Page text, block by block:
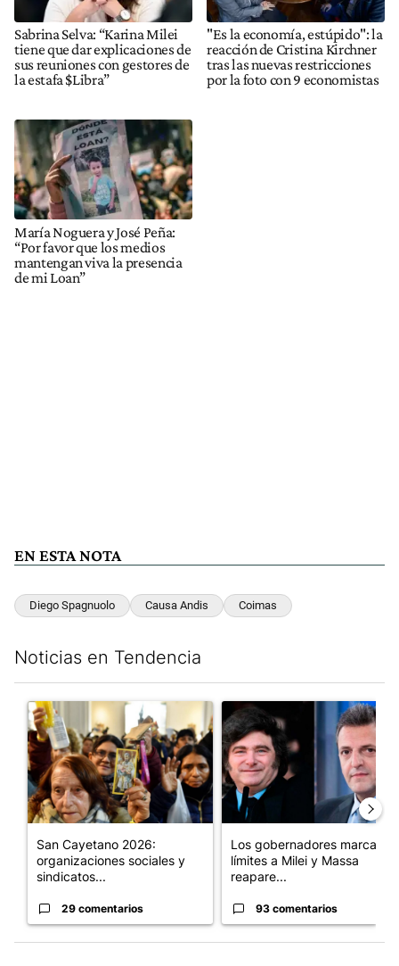
Sabrina Selva: “Karina Milei
tiene que dar explicaciones de
sus reuniones con gestores de
la estafa $Libra”
"Es la economía, estúpido": la
reacción de Cristina Kirchner
tras las nuevas restricciones
por la foto con 9 economistas
María Noguera y José Peña:
“Por favor que los medios
mantengan viva la presencia
de mi Loan”
EN ESTA NOTA
Diego Spagnuolo Causa Andis Coimas
Noticias en Tendencia
Un artículo de tendencia con el título "San Cayetano 2026:
San Cayetano 2026:
organizaciones sociales y
sindicatos...
29 comentarios
Un artículo de tendencia
Los gobernadores marcan
límites a Milei y Massa
reapare...
93 comentarios